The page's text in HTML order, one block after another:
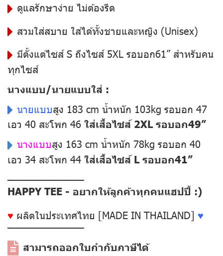
ดูแลรักษาง่าย ไม่ต้องรีด
สวมใส่สบาย ใส่ได้ทั้งชายและหญิง (Unisex)
มีตั้งแต่ไซส์ S ถึงไซส์ 5XL รอบอก61” สำหรับคน
ทุกไซส์
นางแบบ/นายแบบใส่ :
นายแบบสูง 183 cm น้ำหนัก 103kg รอบอก 47
เอว 40 สะโพก 46 ใส่เสื้อไซส์ 2XL รอบอก49”
นางแบบสูง 163 cm น้ำหนัก 78kg รอบอก 40
เอว 34 สะโพก 44 ใส่เสื้อไซส์ L รอบอก41”
––––––––––––––
HAPPY TEE - อยากให้ลูกค้าทุกคนแฮปปี้ :)
♥ ผลิตในประเทศไทย [MADE IN THAILAND] ♥
––––––––––––––
สามารถออกใบกำกับภาษีได้